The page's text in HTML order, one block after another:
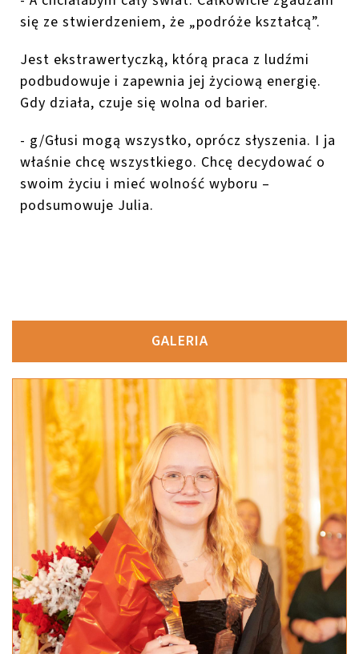
się ze stwierdzeniem, że „podróże kształcą”.
Jest ekstrawertyczką, którą praca z ludźmi
podbudowuje i zapewnia jej życiową energię.
Gdy działa, czuje się wolna od barier.
- g/Głusi mogą wszystko, oprócz słyszenia. I ja
właśnie chcę wszystkiego. Chcę decydować o
swoim życiu i mieć wolność wyboru –
podsumowuje Julia.
GALERIA